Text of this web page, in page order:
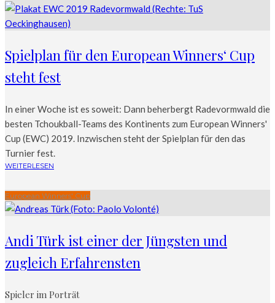
Spielplan für den European Winners‘ Cup
steht fest
In einer Woche ist es soweit: Dann beherbergt Radevormwald die
besten Tchoukball-Teams des Kontinents zum European Winners'
Cup (EWC) 2019. Inzwischen steht der Spielplan für den das
Turnier fest.
WEITERLESEN
European Winners' Cup
Andi Türk ist einer der Jüngsten und
zugleich Erfahrensten
Spieler im Porträt